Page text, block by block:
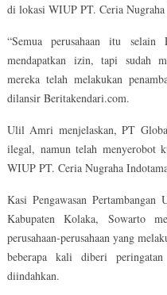
di lokasi WIUP PT. Ceria Nugraha
“Semua perusahaan itu
mendapatkan izin, tapi sudah
mereka telah melakukan
dilansir Beritakendari.com.
Ulil Amri menjelaskan, PT
ilegal, namun telah menyerobot
WIUP PT. Ceria Nugraha
Kasi Pengawasan
Kabupaten Kolaka, Sowarto
perusahaan-perusahaan yang
beberapa kali diberi
diindahkan.